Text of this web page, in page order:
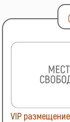
VIP размещение